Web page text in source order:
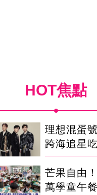
HOT焦點
理想混蛋
跨海追星
芒果自由
萬學童午